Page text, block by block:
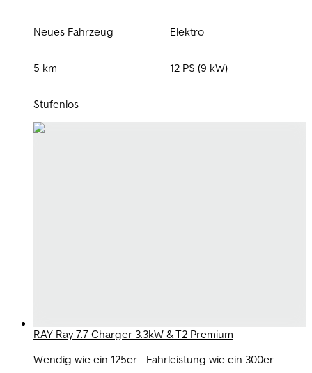
Neues Fahrzeug Elektro
5 km 12 PS (9 kW)
Stufenlos -
RAY Ray 7.7 Charger 3.3kW & T2 Premium
Wendig wie ein 125er - Fahrleistung wie ein 300er